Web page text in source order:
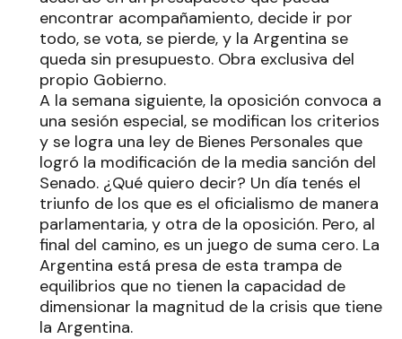
encontrar acompañamiento, decide ir por
todo, se vota, se pierde, y la Argentina se
queda sin presupuesto. Obra exclusiva del
propio Gobierno.
A la semana siguiente, la oposición convoca a
una sesión especial, se modifican los criterios
y se logra una ley de Bienes Personales que
logró la modificación de la media sanción del
Senado. ¿Qué quiero decir? Un día tenés el
triunfo de los que es el oficialismo de manera
parlamentaria, y otra de la oposición. Pero, al
final del camino, es un juego de suma cero. La
Argentina está presa de esta trampa de
equilibrios que no tienen la capacidad de
dimensionar la magnitud de la crisis que tiene
la Argentina.